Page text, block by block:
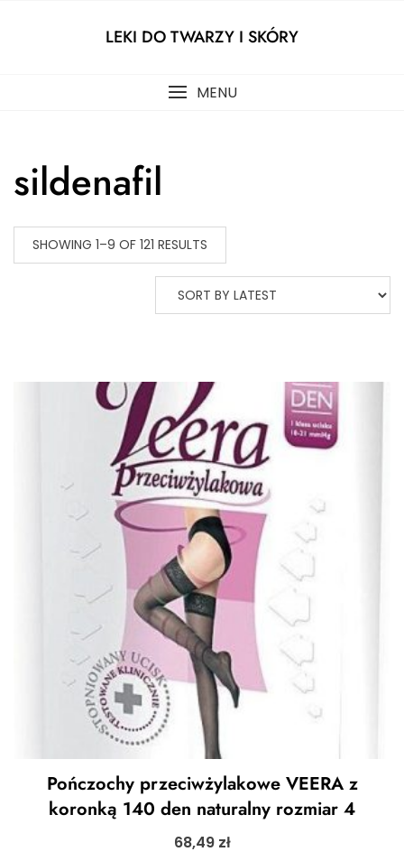
LEKI DO TWARZY I SKÓRY
MENU
sildenafil
SHOWING 1–9 OF 121 RESULTS
Pończochy przeciwżylakowe VEERA z
koronką 140 den naturalny rozmiar 4
68,49 zł